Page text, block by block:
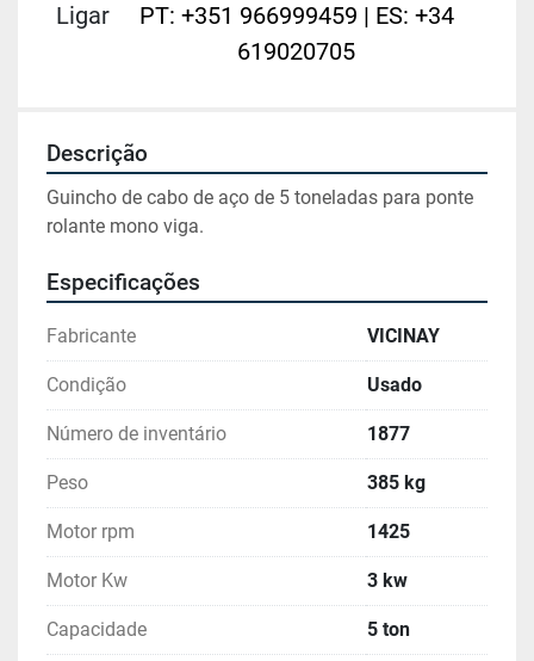
Ligar
PT: +351 966999459 | ES: +34
619020705
Descrição
Guincho de cabo de aço de 5 toneladas para ponte
rolante mono viga.
Especificações
Fabricante VICINAY
Condição Usado
Número de inventário 1877
Peso 385 kg
Motor rpm 1425
Motor Kw 3 kw
Capacidade 5 ton